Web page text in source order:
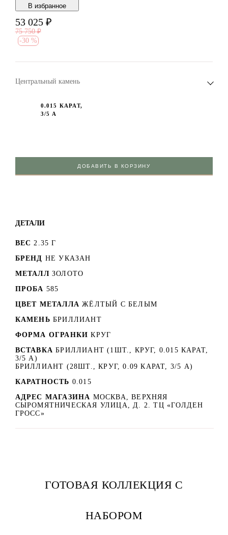
В избранноe
53 025 ₽
75 750 ₽
-30 %
Центральный камень
0.015 КАРАТ,
3/5 А
ДОБАВИТЬ В КОРЗИНУ
ДЕТАЛИ
ВЕС 2.35 Г
БРЕНД НЕ УКАЗАН
МЕТАЛЛ ЗОЛОТО
ПРОБА 585
ЦВЕТ МЕТАЛЛА ЖЁЛТЫЙ С БЕЛЫМ
КАМЕНЬ БРИЛЛИАНТ
ФОРМА ОГРАНКИ КРУГ
ВСТАВКА БРИЛЛИАНТ (1ШТ., КРУГ, 0.015 КАРАТ,
3/5 А)
БРИЛЛИАНТ (28ШТ., КРУГ, 0.09 КАРАТ, 3/5 А)
КАРАТНОСТЬ 0.015
АДРЕС МАГАЗИНА МОСКВА, ВЕРХНЯЯ
СЫРОМЯТНИЧЕСКАЯ УЛИЦА, Д. 2. ТЦ «ГОЛДЕН
ГРОСС»
ГОТОВАЯ КОЛЛЕКЦИЯ С
НАБОРОМ